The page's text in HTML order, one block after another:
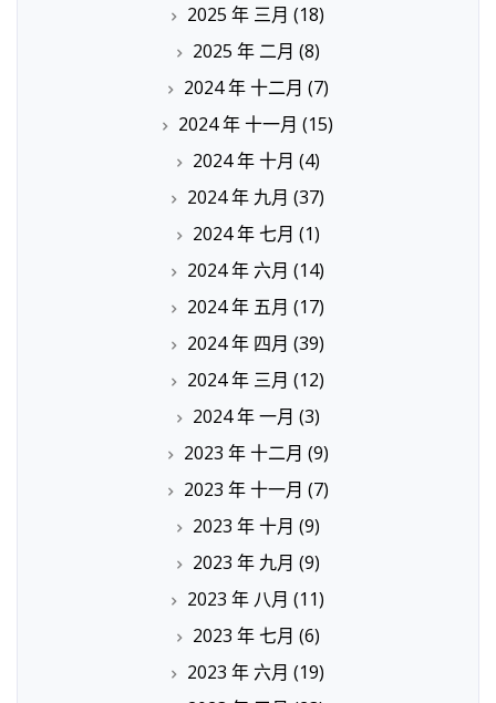
2025 年 三月 (18)
2025 年 二月 (8)
2024 年 十二月 (7)
2024 年 十一月 (15)
2024 年 十月 (4)
2024 年 九月 (37)
2024 年 七月 (1)
2024 年 六月 (14)
2024 年 五月 (17)
2024 年 四月 (39)
2024 年 三月 (12)
2024 年 一月 (3)
2023 年 十二月 (9)
2023 年 十一月 (7)
2023 年 十月 (9)
2023 年 九月 (9)
2023 年 八月 (11)
2023 年 七月 (6)
2023 年 六月 (19)